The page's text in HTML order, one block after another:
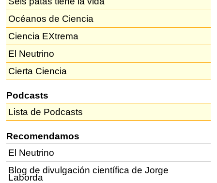
Océanos de Ciencia
Ciencia EXtrema
El Neutrino
Cierta Ciencia
Podcasts
Lista de Podcasts
Recomendamos
El Neutrino
Blog de divulgación científica de Jorge
Laborda